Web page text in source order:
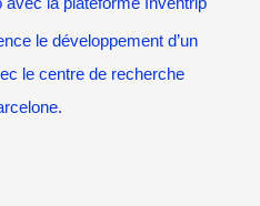
le développement d’un
le centre de recherche